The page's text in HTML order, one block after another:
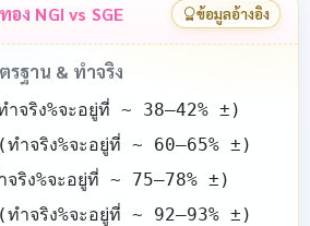
ง NGI vs SGE ข้อมูลอ้างอิง
รฐาน & ทำจริง
จริง%จะอยู่ที่ ~ 38–42% ±)
จริง%จะอยู่ที่ ~ 60–65% ±)
ริง%จะอยู่ที่ ~ 75–78% ±)
จริง%จะอยู่ที่ ~ 92–93% ±)